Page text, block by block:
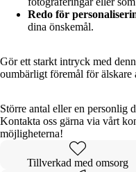
bilden
i
Redo för
dina önskemål.
Gör ett starkt intryck med
oumbärligt föremål för
Större antal eller en personlig
Kontakta oss gärna via vårt
möjligheterna!
Tillverkad med omsorg